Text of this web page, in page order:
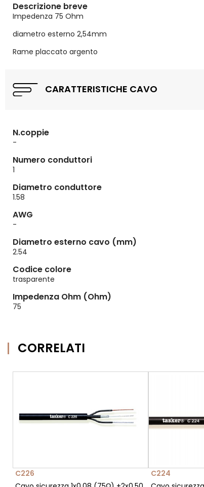
Descrizione breve
Impedenza 75 Ohm
diametro esterno 2,54mm
Rame placcato argento
CARATTERISTICHE CAVO
N.coppie
-
Numero conduttori
1
Diametro conduttore
1.58
AWG
-
Diametro esterno cavo (mm)
2.54
Codice colore
trasparente
Impedenza Ohm (Ohm)
75
CORRELATI
C226
C224